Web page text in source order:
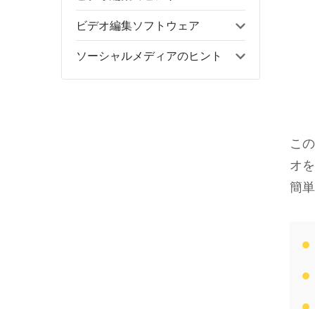
ビデオ編集ソフトウェア
ソーシャルメディアのヒント
こ
オ
簡